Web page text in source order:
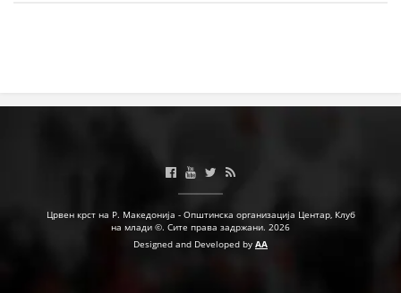
Црвен крст на Р. Македонија - Општинска организација Центар, Клуб
на млади ©. Сите права задржани. 2026
Designed and Developed by AA